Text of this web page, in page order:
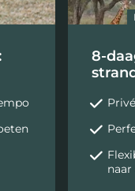
8-